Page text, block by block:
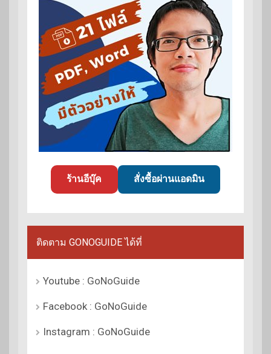
ร้านอีบุ๊ค สั่งซื้อผ่านแอดมิน
ติดตาม GONOGUIDE ได้ที่
Youtube : GoNoGuide
Facebook : GoNoGuide
Instagram : GoNoGuide